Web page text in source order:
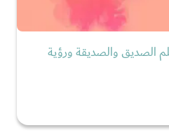
والصديقة ورؤية